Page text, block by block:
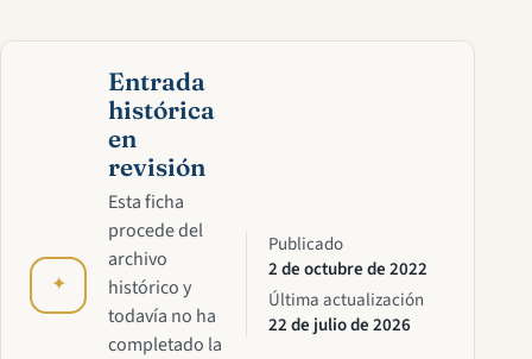
✦
Entrada
histórica
en
revisión
Esta ficha
procede del
archivo
histórico y
todavía no ha
completado la
Publicado
2 de octubre de 2022
Última actualización
22 de julio de 2026